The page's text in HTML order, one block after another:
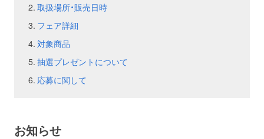
取扱場所・販売日時
フェア詳細
対象商品
抽選プレゼントについて
応募に関して
お知らせ